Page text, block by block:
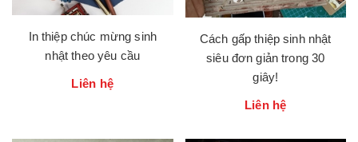
In thiệp chúc mừng sinh
nhật theo yêu cầu
Liên hệ
Cách gấp thiệp sinh nhật
siêu đơn giản trong 30
giây!
Liên hệ